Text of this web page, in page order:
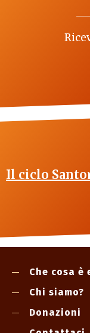
Il ciclo
Che cosa è
Chi siamo?
Donazioni